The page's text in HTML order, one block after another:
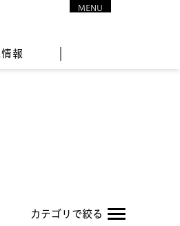
報
MENU
カテゴリで絞る